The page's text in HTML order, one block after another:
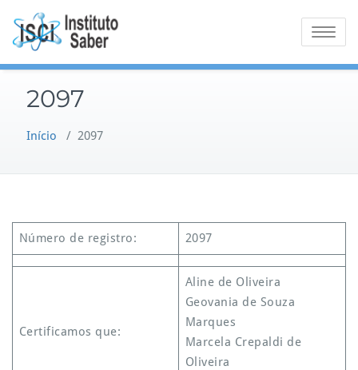
content
Toggle
2097
Início / 2097
Número de registro: 2097
Certificamos que:
Aline de Oliveira
Geovania de Souza
Marques
Marcela Crepaldi de
Oliveira